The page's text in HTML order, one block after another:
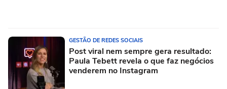
GESTÃO DE REDES SOCIAIS
Post viral nem sempre gera resultado:
Paula Tebett revela o que faz negócios
venderem no Instagram